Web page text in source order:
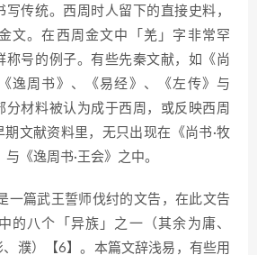
写传统。西周时人留下的直接史料，
文。在西周金文中「羌」字非常罕
称号的例子。有些先秦文献，如《尚
逸周书》、《易经》、《左传》与
分材料被认为成于西周，或反映西周
期文献资料里，无只出现在《尚书·牧
《逸周书·王会》之中。
篇武王誓师伐纣的文告，在此文告
的八个「异族」之一（其余为庸、
濮）【6】。本篇文辞浅易，有些用